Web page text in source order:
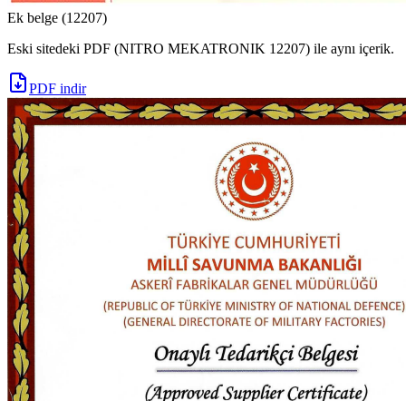
Ek belge (12207)
Eski sitedeki PDF (NITRO MEKATRONIK 12207) ile aynı içerik.
PDF indir